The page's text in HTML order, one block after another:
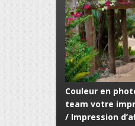
Couleur en
team votre
/ Impression